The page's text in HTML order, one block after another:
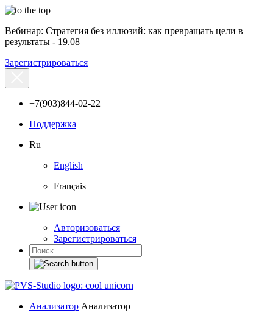
Вебинар: Стратегия без иллюзий: как превращать цели в
результаты - 19.08
Зарегистрироваться
+7(903)844-02-22
Поддержка
Ru
English
Français
Авторизоваться
Зарегистрироваться
Анализатор Анализатор